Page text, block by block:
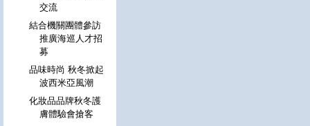
交流
結合機關團體參訪
推廣海巡人才招
募
品味時尚 秋冬掀起
波西米亞風潮
化妝品品牌秋冬護
膚體驗會搶客